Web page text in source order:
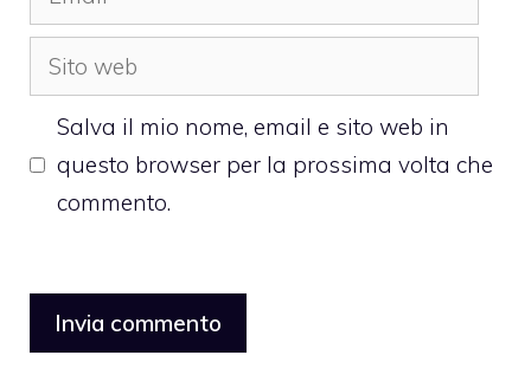
Sito
web
Salva il mio nome, email e sito web in
questo browser per la prossima volta che
commento.